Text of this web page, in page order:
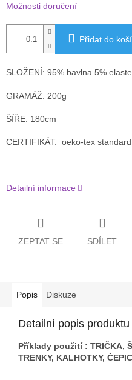
Možnosti doručení
Přidat do
SLOŽENÍ: 95% bavlna 5%
GRAMÁŽ: 200g
ŠÍŘE: 180cm
CERTIFIKÁT: oeko-tex
Detailní informace
ZEPTAT SE SDÍLET
Popis Diskuze
Detailní popis produktu
Příklady použití : TRIČKA,
TRENKY, KALHOTKY,